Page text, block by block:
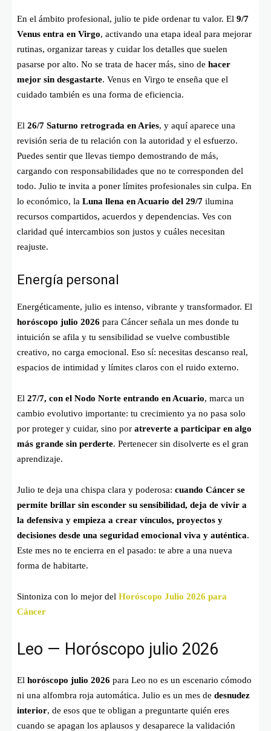
En el ámbito profesional, julio te pide ordenar tu valor. El 9/7
Venus entra en Virgo, activando una etapa ideal para mejorar
rutinas, organizar tareas y cuidar los detalles que suelen
pasarse por alto. No se trata de hacer más, sino de hacer
mejor sin desgastarte. Venus en Virgo te enseña que el
cuidado también es una forma de eficiencia.
El 26/7 Saturno retrograda en Aries, y aquí aparece una
revisión seria de tu relación con la autoridad y el esfuerzo.
Puedes sentir que llevas tiempo demostrando de más,
cargando con responsabilidades que no te corresponden del
todo. Julio te invita a poner límites profesionales sin culpa. En
lo económico, la Luna llena en Acuario del 29/7 ilumina
recursos compartidos, acuerdos y dependencias. Ves con
claridad qué intercambios son justos y cuáles necesitan
reajuste.
Energía personal
Energéticamente, julio es intenso, vibrante y transformador. El
horóscopo julio 2026 para Cáncer señala un mes donde tu
intuición se afila y tu sensibilidad se vuelve combustible
creativo, no carga emocional. Eso sí: necesitas descanso real,
espacios de intimidad y límites claros con el ruido externo.
El 27/7, con el Nodo Norte entrando en Acuario, marca un
cambio evolutivo importante: tu crecimiento ya no pasa solo
por proteger y cuidar, sino por atreverte a participar en algo
más grande sin perderte. Pertenecer sin disolverte es el gran
aprendizaje.
Julio te deja una chispa clara y poderosa: cuando Cáncer se
permite brillar sin esconder su sensibilidad, deja de vivir a
la defensiva y empieza a crear vínculos, proyectos y
decisiones desde una seguridad emocional viva y auténtica.
Este mes no te encierra en el pasado: te abre a una nueva
forma de habitarte.
Sintoniza con lo mejor del Horóscopo Julio 2026 para
Cáncer
Leo — Horóscopo julio 2026
El horóscopo julio 2026 para Leo no es un escenario cómodo
ni una alfombra roja automática. Julio es un mes de desnudez
interior, de esos que te obligan a preguntarte quién eres
cuando se apagan los aplausos y desaparece la validación